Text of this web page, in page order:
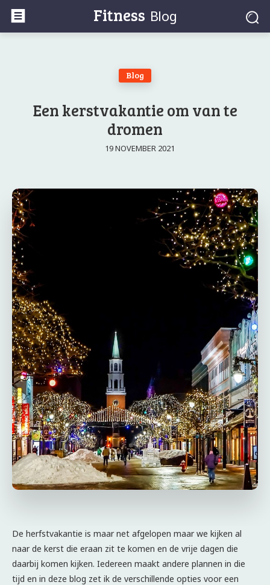
Fitness Blog
Blog
Een kerstvakantie om van te
dromen
19 NOVEMBER 2021
De herfstvakantie is maar net afgelopen maar we kijken al
naar de kerst die eraan zit te komen en de vrije dagen die
daarbij komen kijken. Iedereen maakt andere plannen in die
tijd en in deze blog zet ik de verschillende opties voor een